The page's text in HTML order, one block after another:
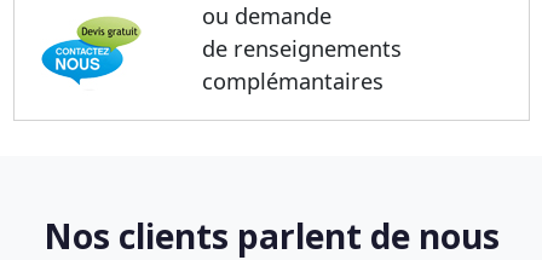
ou demande
de renseignements
complémantaires
Nos clients parlent de nous